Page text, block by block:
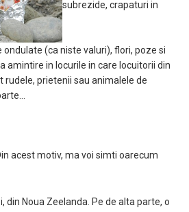
subrezide, crapaturi in
(ca niste valuri), flori, poze si
amintire in locurile in care locuitorii din
rudele, prietenii sau animalele de
acest motiv, ma voi simti oarecum
din Noua Zeelanda. Pe de alta parte, o